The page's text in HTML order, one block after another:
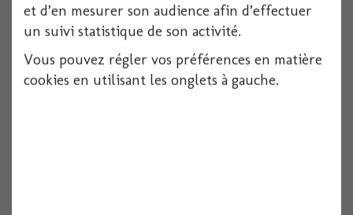
et d’en mesurer son audience afin d’effectuer
un suivi statistique de son activité.
Vous pouvez régler vos préférences en matière
cookies en utilisant les onglets à gauche.